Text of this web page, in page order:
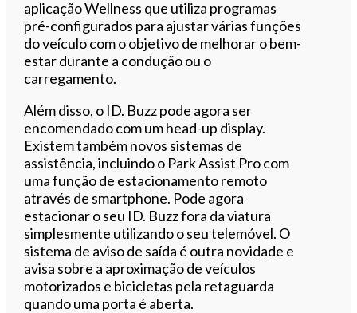
aplicação Wellness que utiliza programas
pré-configurados para ajustar várias funções
do veículo com o objetivo de melhorar o bem-
estar durante a condução ou o
carregamento.
Além disso, o ID. Buzz pode agora ser
encomendado com um head-up display.
Existem também novos sistemas de
assistência, incluindo o Park Assist Pro com
uma função de estacionamento remoto
através de smartphone. Pode agora
estacionar o seu ID. Buzz fora da viatura
simplesmente utilizando o seu telemóvel. O
sistema de aviso de saída é outra novidade e
avisa sobre a aproximação de veículos
motorizados e bicicletas pela retaguarda
quando uma porta é aberta.